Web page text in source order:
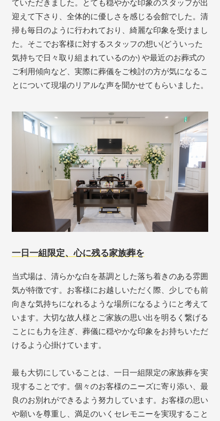
ていただきました。とても穏やかな印象のスタッフが出
迎えて下さり、全体的に優しさを感じる会館でした。清
掃も毎日のように行われており、綺麗な印象を受けまし
た。そこでお客様に対するスタッフの想い(どういった
気持ちで日々取り組まれているのか) や最近のお葬式の
ご利用傾向など、実際に葬儀をご検討の方が気になるこ
とについて現場のリアルな声を聞かせてもらいました。
一日一組限定、心に残る家族葬を
当式場は、清らかな白を基調とした落ち着きのある雰囲
気が特徴です。お客様にお越しいただく際、少しでも前
向きな気持ちになれるような場所になるようにと考えて
います。大切な故人様とご家族の思い出を明るく繋げる
ことにも力を注ぎ、葬儀に穏やかな印象をお持ちいただ
けるよう心掛けています。
最も大切にしていることは、一日一組限定の家族葬を実
現することです。個々のお客様のニーズに寄り添い、最
良のお別れができるよう努力しています。お客様の思い
や願いを尊重し、満足のいくセレモニーを実現すること